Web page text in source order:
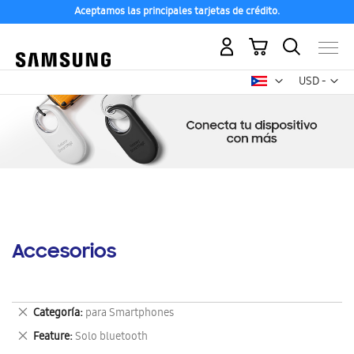
Aceptamos las principales tarjetas de crédito.
USD -
dólar
Mi carrito
Accesorios
Categoría para Smartphones
Eliminar
este
artículo
Feature Solo bluetooth
Eliminar